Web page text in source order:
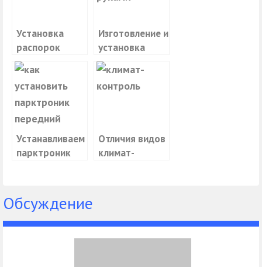
Установка
распорок
передней и
задней стоек
Изготовление и
установка
фаркопа
своими руками
Устанавливаем
парктроник
Отличия видов
климат-
Обсуждение